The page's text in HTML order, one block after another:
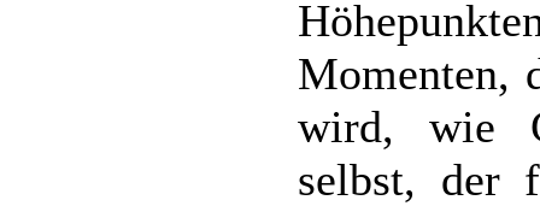
Momenten,
wird, wie
selbst, der